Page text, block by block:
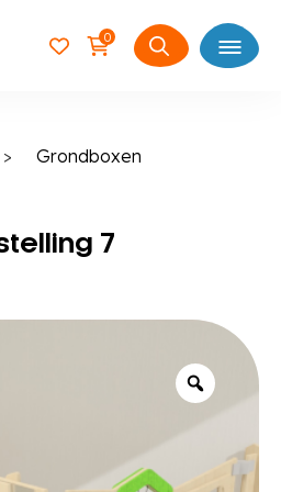
0
Zoeken
Open
> Grondboxen
7